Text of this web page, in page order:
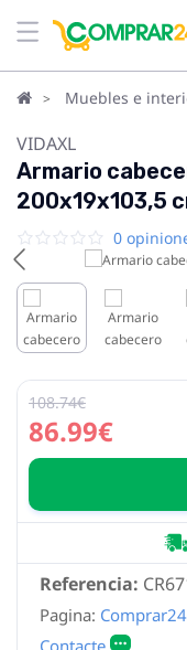
Muebles e
VIDAXL
Armario
200x19x103,5
0
86.99€
108.74€
Referencia:
Pagina: